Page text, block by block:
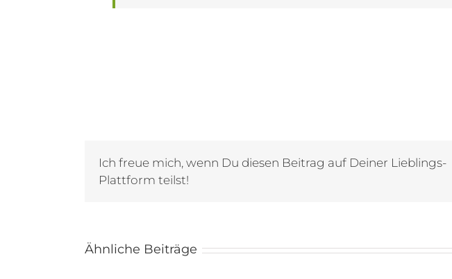
Ich freue mich, wenn Du diesen Beitrag auf Deiner Lieblings-
Plattform teilst!
Ähnliche Beiträge